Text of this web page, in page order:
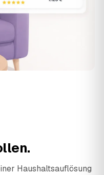
Haushaltsauflösung